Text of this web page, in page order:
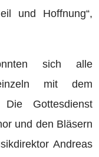
und Hoffnung“,
sich alle
mit dem
Gottesdienst
und den Bläsern
Andreas